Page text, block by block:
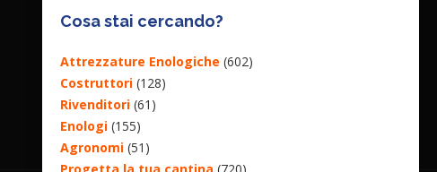
Cosa stai cercando?
Attrezzature Enologiche (602)
Costruttori (128)
Rivenditori (61)
Enologi (155)
Agronomi (51)